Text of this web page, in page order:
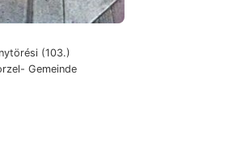
Gemeinde